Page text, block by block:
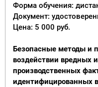
Форма обучения:
Документ:
Цена: 5 000 руб.
Безопасные методы и
воздействии вредных
производственных
идентифицированных